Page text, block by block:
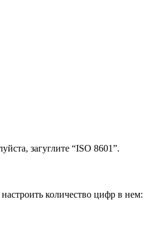
загуглите “ISO 8601”.
количество цифр в нем: